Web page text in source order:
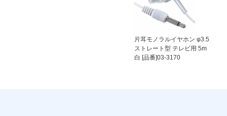
片耳モノラルイヤホン φ3.5
ストレート型 テレビ用 5m
白 [品番]03-3170